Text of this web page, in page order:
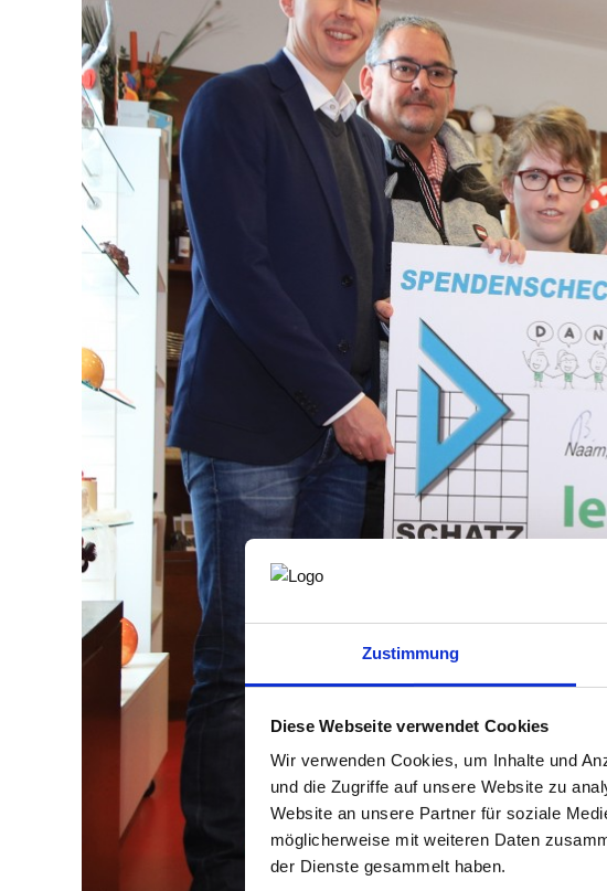
Zustimmung
Diese Webseite verwendet Cookies
Wir verwenden Cookies, um Inhalte und
und die Zugriffe auf unsere Website zu
Website an unsere Partner für soziale
möglicherweise mit weiteren Daten
der Dienste gesammelt haben.